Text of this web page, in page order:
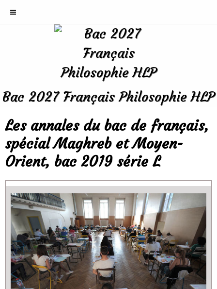
Bac 2027 Français Philosophie HLP
Les annales du bac de français,
spécial Maghreb et Moyen-
Orient, bac 2019 série L